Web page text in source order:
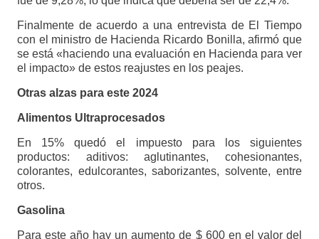
Finalmente de acuerdo a una entrevista de El Tiempo
con el ministro de Hacienda Ricardo Bonilla, afirmó que
se está «haciendo una evaluación en Hacienda para ver
el impacto» de estos reajustes en los peajes.
Otras alzas para este 2024
Alimentos Ultraprocesados
En 15% quedó el impuesto para los siguientes
productos: aditivos: aglutinantes, cohesionantes,
colorantes, edulcorantes, saborizantes, solvente, entre
otros.
Gasolina
Para este año hay un aumento de $ 600 en el valor del